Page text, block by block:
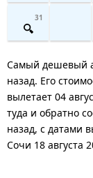
31
Самый дешевый
назад. Его
вылетает 04
туда и обратно
назад, с датами
Сочи 18 августа